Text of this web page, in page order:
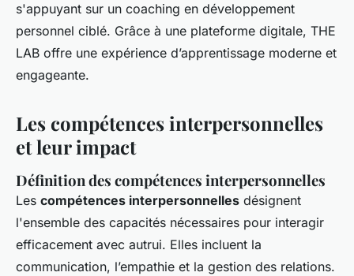
s'appuyant sur un coaching en développement
personnel ciblé. Grâce à une plateforme digitale, THE
LAB offre une expérience d’apprentissage moderne et
engageante.
Les compétences interpersonnelles
et leur impact
Définition des compétences interpersonnelles
Les compétences interpersonnelles désignent
l'ensemble des capacités nécessaires pour interagir
efficacement avec autrui. Elles incluent la
communication, l’empathie et la gestion des relations.